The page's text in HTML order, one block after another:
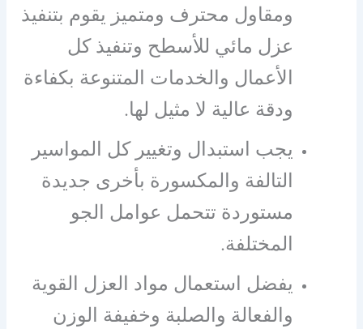
ومقاول محترف ومتميز يقوم بتنفيذ
عزل مائي للأسطح وتنفيذ كل
الأعمال والخدمات المتنوعة بكفاءة
ودقة عالية لا مثيل لها.
يجب استبدال وتغيير كل المواسير
التالفة والمكسورة بأخرى جديدة
مستوردة تتحمل عوامل الجو
المختلفة.
يفضل استعمال مواد العزل القوية
والفعالة والصلبة وخفيفة الوزن